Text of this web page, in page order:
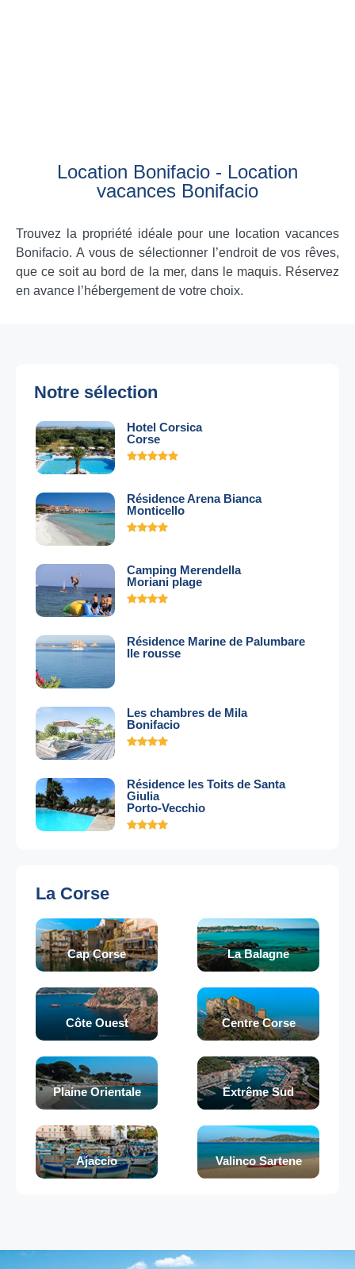
Location Bonifacio - Location
vacances Bonifacio
Trouvez la propriété idéale pour une location vacances
Bonifacio. A vous de sélectionner l’endroit de vos rêves,
que ce soit au bord de la mer, dans le maquis. Réservez
en avance l’hébergement de votre choix.
Notre sélection
Hotel Corsica
Corse
Résidence Arena Bianca
Monticello
Camping Merendella
Moriani plage
Résidence Marine de Palumbare
Ile rousse
Les chambres de Mila
Bonifacio
Résidence les Toits de Santa
Giulia
Porto-Vecchio
La Corse
Cap Corse La Balagne
Côte Ouest Centre Corse
Plaine Orientale Extrême Sud
Ajaccio Valinco Sartene